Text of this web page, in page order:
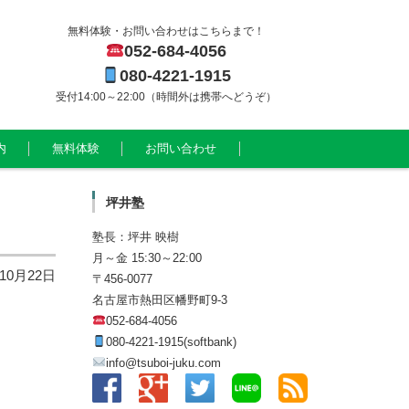
無料体験・お問い合わせはこちらまで！
052-684-4056
080-4221-1915
受付14:00～22:00（時間外は携帯へどうぞ）
無料体験 お問い合わせ
月22日
坪井塾
塾長：坪井 映樹
月～金 15:30～22:00
〒456-0077
名古屋市熱田区幡野町9-3
052-684-4056
080-4221-1915(softbank)
info@tsuboi-juku.com